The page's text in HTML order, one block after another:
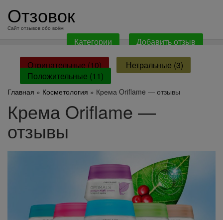
содержанию
Отзовок
Сайт отзывов обо всём
Категории Добавить отзыв
Отрицательные (10)
Нетральные (3)
Положительные (11)
Главная » Косметология » Крема Oriflame — отзывы
Крема Oriflame —
отзывы